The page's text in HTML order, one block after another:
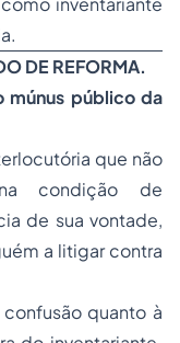
DE REFORMA.
múnus público da
que não
condição de
de sua vontade,
a litigar contra
quanto à